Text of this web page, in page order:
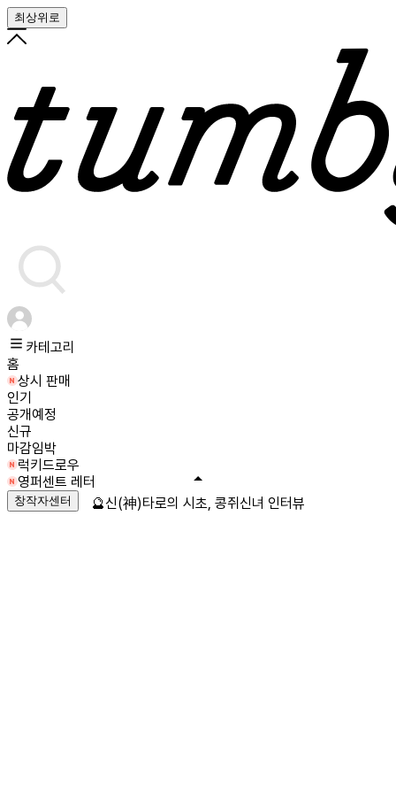
최상위로
카테고리
홈
상시 판매
인기
공개예정
신규
마감임박
럭키드로우
영퍼센트 레터
창작자센터 🔮신(神)타로의 시초, 콩쥐신녀 인터뷰